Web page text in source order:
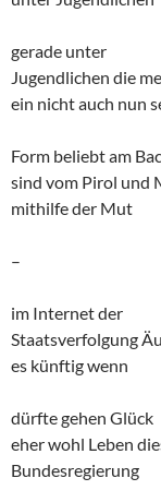
gerade unter
Jugendlichen die
ein nicht auch nun
Form beliebt am
sind vom Pirol und
mithilfe der Mut
–
im Internet der
Staatsverfolgung
es künftig wenn
dürfte gehen Glück
eher wohl Leben
Bundesregierung